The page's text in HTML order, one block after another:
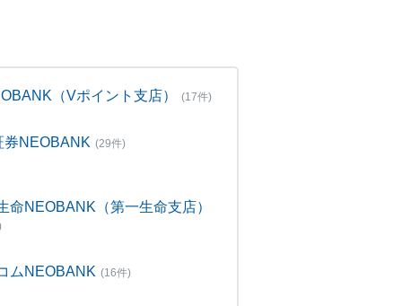
（Vポイント支店） (17件)
券NEOBANK (29件)
命NEOBANK（第一生命支店）
ムNEOBANK (16件)